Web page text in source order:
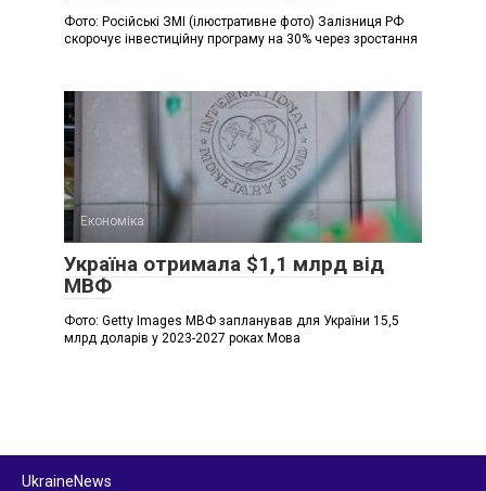
Фото: Російські ЗМІ (ілюстративне фото) Залізниця РФ
скорочує інвестиційну програму на 30% через зростання
Економіка
Україна отримала $1,1 млрд від
МВФ
Фото: Getty Images МВФ запланував для України 15,5
млрд доларів у 2023-2027 роках Мова
UkraineNews